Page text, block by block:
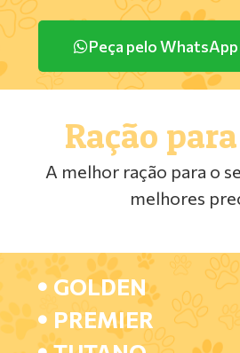
Peça pelo WhatsApp
Ração
A melhor ração para o
melhores
GOLDEN
PREMIER